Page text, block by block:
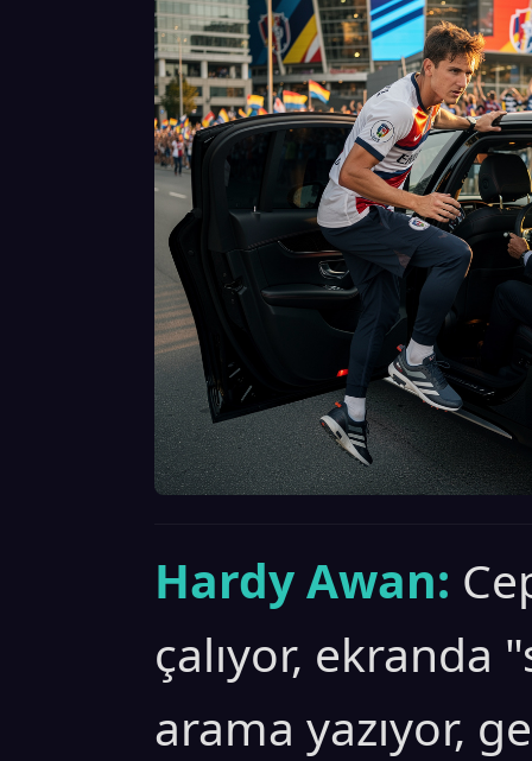
Hardy Awan:
çalıyor, ekranda
arama yazıyor,